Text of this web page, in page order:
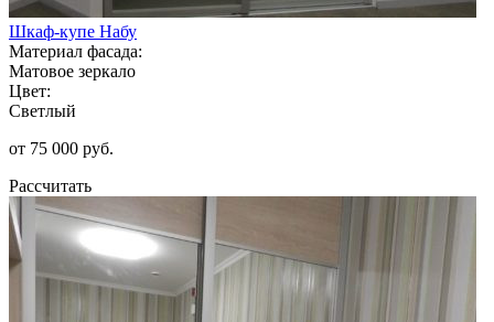
Шкаф-купе Набу
Материал фасада:
Матовое зеркало
Цвет:
Светлый
от 75 000 руб.
Рассчитать